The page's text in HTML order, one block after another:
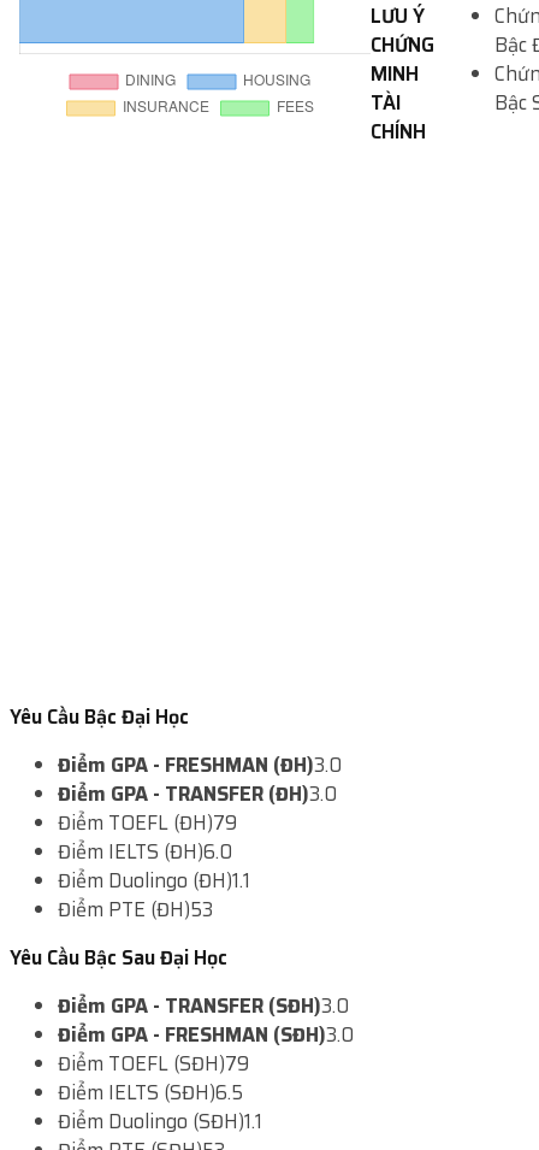
LƯU Ý
CHỨNG
MINH
TÀI
CHÍNH
Bậc
Bậc
Yêu Cầu Bậc Đại Học
Điểm GPA - FRESHMAN (ĐH)3.0
Điểm GPA - TRANSFER (ĐH)3.0
Điểm TOEFL (ĐH)79
Điểm IELTS (ĐH)6.0
Điểm Duolingo (ĐH)1.1
Điểm PTE (ĐH)53
Yêu Cầu Bậc Sau Đại Học
Điểm GPA - TRANSFER (SĐH)3.0
Điểm GPA - FRESHMAN (SĐH)3.0
Điểm TOEFL (SĐH)79
Điểm IELTS (SĐH)6.5
Điểm Duolingo (SĐH)1.1